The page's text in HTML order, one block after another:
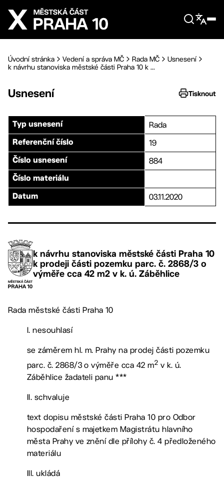
Přejít na hlavní obsah
Úvodní stránka Vedení a správa MČ Rada MČ
Usnesení
k návrhu stanoviska městské části Praha 10 k ...
Usnesení Tisknout
Typ usnesení Rada
Referenční číslo 19
Číslo usnesení 884
Číslo materiálu
Datum 03.11.2020
k návrhu stanoviska městské části Praha 10
k prodeji části pozemku parc. č. 2868/3 o
výměře cca 42 m2 v k. ú. Záběhlice
Rada městské části Praha 10
I. nesouhlasí
se záměrem hl. m. Prahy na prodej části pozemku
parc. č. 2868/3 o výměře cca 42 m2 v k. ú.
Záběhlice žadateli panu ***
II. schvaluje
text dopisu městské části Praha 10 pro Odbor
hospodaření s majetkem Magistrátu hlavního
města Prahy ve znění dle přílohy č. 4 předloženého
materiálu
III. ukládá